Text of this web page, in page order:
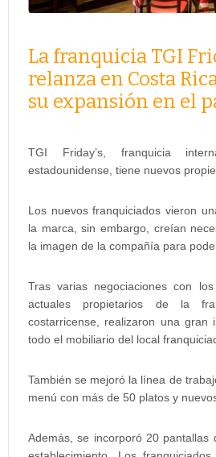
La franquicia TGI
relanza en Costa
su expansión en el
TGI Friday’s, franquicia
estadounidense, tiene nuevos
Los nuevos franquiciados vieron
la marca, sin embargo, creían
la imagen de la compañía para
Tras varias negociaciones con
actuales propietarios de la
costarricense, realizaron una gran
todo el mobiliario del local
También se mejoró la línea de
menú con más de 50 platos y
Además, se incorporó 20 pantallas